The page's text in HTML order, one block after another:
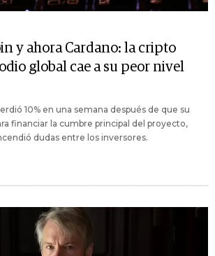
y ahora Cardano: la cripto
global cae a su peor nivel
10% en una semana después de que su
financiar la cumbre principal del proyecto,
dudas entre los inversores.